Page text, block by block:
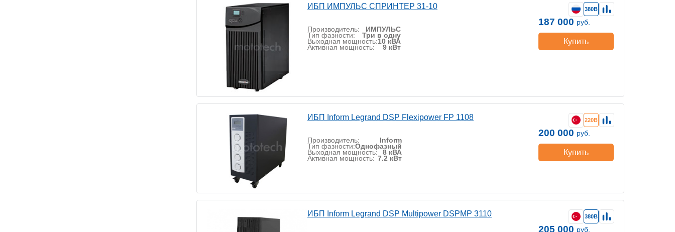
ИБП ИМПУЛЬС СПРИНТЕР 31-10
Производитель: ИМПУЛЬС
Тип фазности: Три в одну
Выходная мощность:10 кВА
Активная мощность: 9 кВт
380В
187 000 руб.
Купить
ИБП Inform Legrand DSP Flexipower FP 1108
Производитель: Inform
Тип фазности:Однофазный
Выходная мощность: 8 кВА
Активная мощность: 7.2 кВт
220В
200 000 руб.
Купить
ИБП Inform Legrand DSP Multipower DSPMP 3110 380В
205 000 руб.